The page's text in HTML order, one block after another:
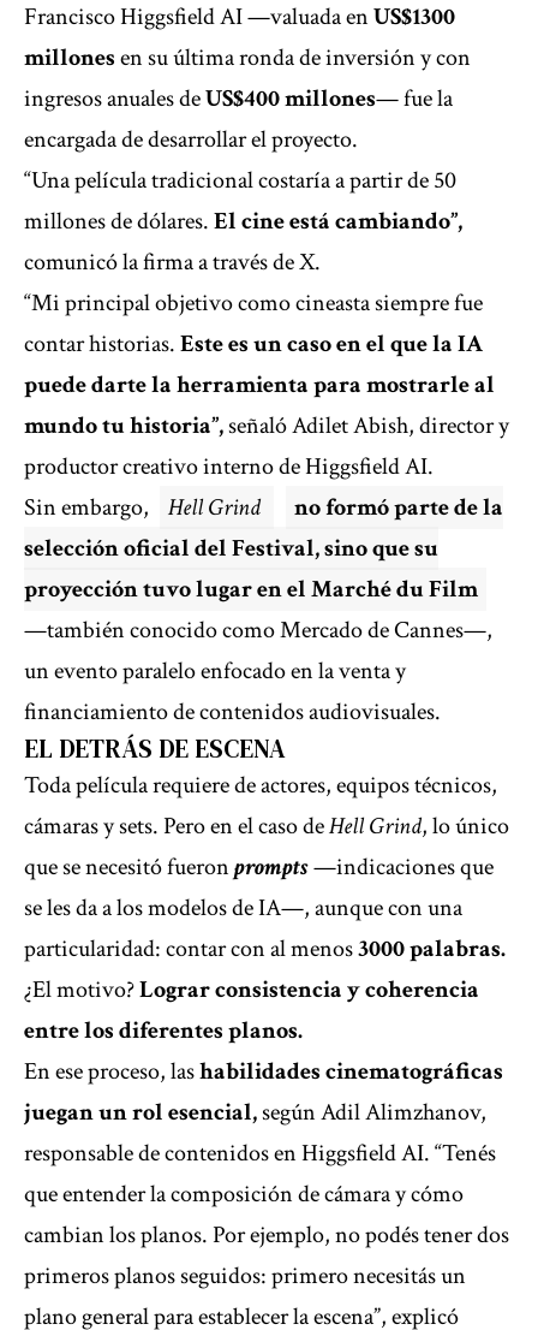
Francisco Higgsfield AI —valuada enUS$1300
millonesen su última ronda de inversión y con
ingresos anuales deUS$400 millones— fue la
encargada de desarrollar el proyecto.
“Una película tradicional costaría a partir de 50
millones de dólares.El cine está cambiando”,
comunicó la firma a través de X.
“Mi principal objetivo como cineasta siempre fue
contar historias.Este es un caso en el que la IA
puede darte la herramienta para mostrarle al
mundo tu historia”,señaló Adilet Abish, director y
productor creativo interno de Higgsfield AI.
Sin embargo,
Hell Grind
no formó parte de la
selección oficial del Festival, sino que su
proyección tuvo lugar en el Marché du Film
—también conocido como Mercado de Cannes—,
un evento paralelo enfocado en la venta y
financiamiento de contenidos audiovisuales.
EL DETRÁS DE ESCENA
Toda película requiere de actores, equipos técnicos,
cámaras y sets. Pero en el caso deHell Grind, lo único
que se necesitó fueronprompts—indicaciones que
se les da a los modelos de IA—, aunque con una
particularidad: contar con al menos3000 palabras.
¿El motivo?Lograr consistencia y coherencia
entre los diferentes planos.
En ese proceso, lashabilidades cinematográficas
juegan un rol esencial,según Adil Alimzhanov,
responsable de contenidos en Higgsfield AI. “Tenés
que entender la composición de cámara y cómo
cambian los planos. Por ejemplo, no podés tener dos
primeros planos seguidos: primero necesitás un
plano general para establecer la escena”, explicó